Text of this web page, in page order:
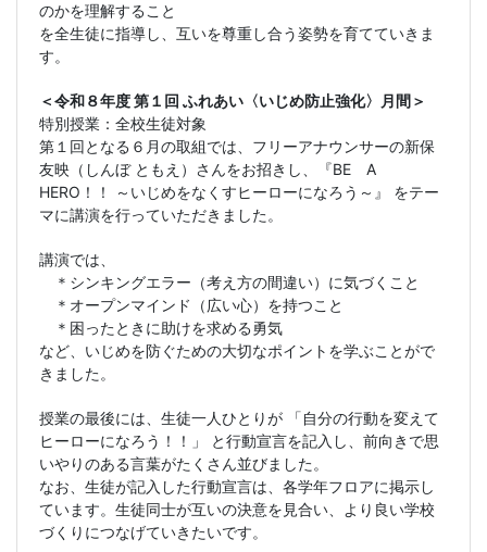
のかを理解すること
を全生徒に指導し、互いを尊重し合う姿勢を育てていきま
す。
＜令和８年度 第１回 ふれあい〈いじめ防止強化〉月間＞
特別授業：全校生徒対象
第１回となる６月の取組では、フリーアナウンサーの新保
友映（しんぼ ともえ）さんをお招きし、『BE
A
HERO ！！ ～いじめをなくすヒーローになろう～』 をテー
マに講演を行っていただきました。
講演では、
＊シンキングエラー（考え方の間違い）に気づくこと
＊オープンマインド（広い心）を持つこと
＊困ったときに助けを求める勇気
など、いじめを防ぐための大切なポイントを学ぶことがで
きました。
授業の最後には、生徒一人ひとりが 「自分の行動を変えて
ヒーローになろう！！」 と行動宣言を記入し、前向きで思
いやりのある言葉がたくさん並びました。
なお、生徒が記入した行動宣言は、各学年フロアに掲示し
ています。生徒同士が互いの決意を見合い、より良い学校
づくりにつなげていきたいです。